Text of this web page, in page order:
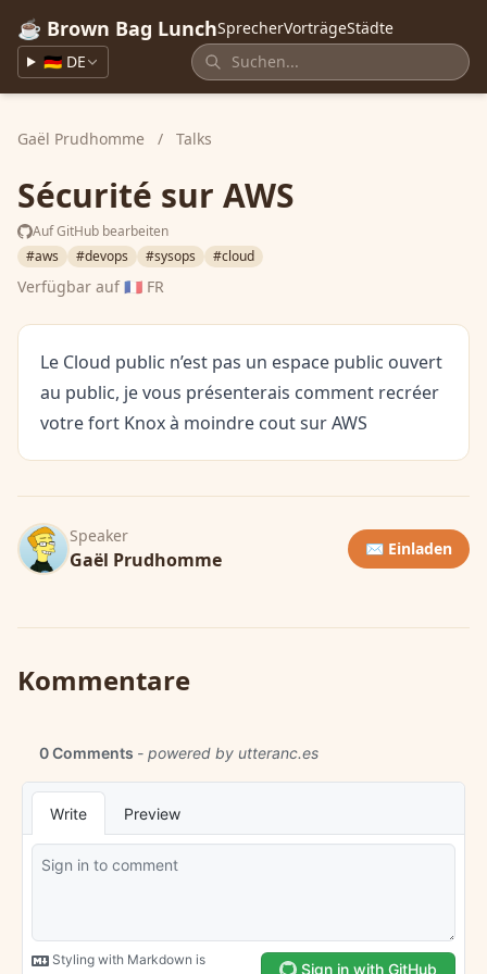
☕ Brown Bag LunchSprecherVorträgeStädte
🇩🇪 DE
Gaël Prudhomme / Talks
Sécurité sur AWS
Auf GitHub bearbeiten
#aws
#devops #sysops #cloud
Verfügbar auf🇫🇷 FR
Le Cloud public n’est pas un espace public ouvert
au public, je vous présenterais comment recréer
votre fort Knox à moindre cout sur AWS
Speaker
Gaël Prudhomme ✉️ Einladen
Kommentare